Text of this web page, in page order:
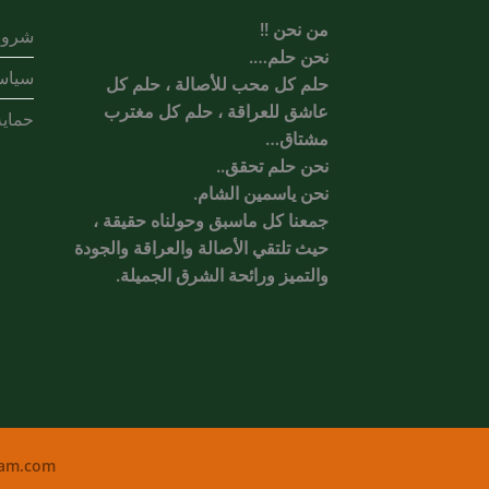
من نحن !!
نحن حلم….
حلم كل محب للأصالة ، حلم كل
عاشق للعراقة ، حلم كل مغترب
مشتاق…
نحن حلم تحقق..
نحن ياسمين الشام.
جمعنا كل ماسبق وحولناه حقيقة ،
حيث تلتقي الأصالة والعراقة والجودة
والتميز ورائحة الشرق الجميلة.